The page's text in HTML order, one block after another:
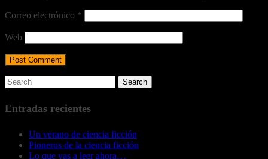
Correo electrónico *
Web
Entradas recientes
Un verano de ciencia ficción
Pioneros de la ciencia ficción
Lo que vas a leer ahora…